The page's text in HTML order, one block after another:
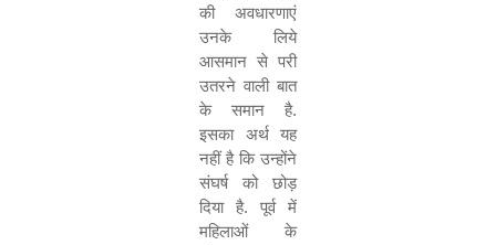
की अवधारणाएं
उनके लिये
आसमान से परी
उतरने वाली बात
के समान है.
इसका अर्थ यह
नहीं है कि उन्होंने
संघर्ष को छोड़
दिया है. पूर्व में
महिलाओं के